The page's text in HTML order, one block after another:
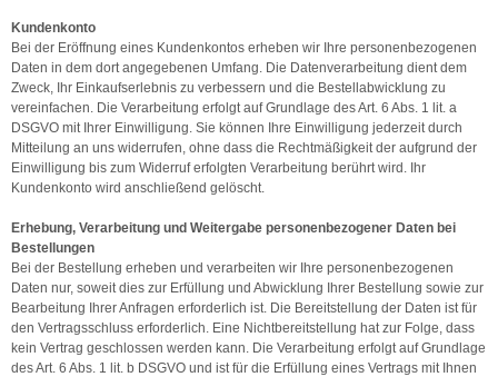
Kundenkonto
Bei der Eröffnung eines Kundenkontos erheben wir Ihre personenbezogenen
Daten in dem dort angegebenen Umfang. Die Datenverarbeitung dient dem
Zweck, Ihr Einkaufserlebnis zu verbessern und die Bestellabwicklung zu
vereinfachen. Die Verarbeitung erfolgt auf Grundlage des Art. 6 Abs. 1 lit. a
DSGVO mit Ihrer Einwilligung. Sie können Ihre Einwilligung jederzeit durch
Mitteilung an uns widerrufen, ohne dass die Rechtmäßigkeit der aufgrund der
Einwilligung bis zum Widerruf erfolgten Verarbeitung berührt wird. Ihr
Kundenkonto wird anschließend gelöscht.
Erhebung, Verarbeitung und Weitergabe personenbezogener Daten bei
Bestellungen
Bei der Bestellung erheben und verarbeiten wir Ihre personenbezogenen
Daten nur, soweit dies zur Erfüllung und Abwicklung Ihrer Bestellung sowie zur
Bearbeitung Ihrer Anfragen erforderlich ist. Die Bereitstellung der Daten ist für
den Vertragsschluss erforderlich. Eine Nichtbereitstellung hat zur Folge, dass
kein Vertrag geschlossen werden kann. Die Verarbeitung erfolgt auf Grundlage
des Art. 6 Abs. 1 lit. b DSGVO und ist für die Erfüllung eines Vertrags mit Ihnen